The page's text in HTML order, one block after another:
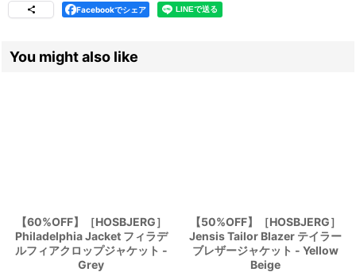
Facebookでシェア
You might also like
【60%OFF】［HOSBJERG］
Philadelphia Jacket フィラデ
ルフィアクロップジャケット -
Grey
【50%OFF】［HOSBJERG］
Jensis Tailor Blazer テイラー
ブレザージャケット - Yellow
Beige